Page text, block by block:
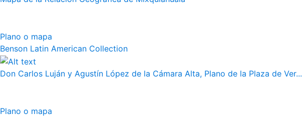
Plano o mapa
Benson Latin American Collection
Don Carlos Luján y Agustín López de la Cámara Alta, Plano de la Plaza de Ver...
Plano o mapa